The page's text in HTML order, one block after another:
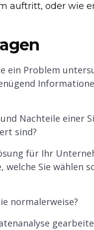
auftritt, oder wie
ein Problem
Nachteile einer
sind?
für Ihr
Sie wählen
normalerweise?